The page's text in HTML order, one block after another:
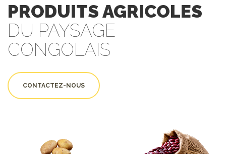
PRODUITS AGRICOLES
DU PAYSAGE
CONGOLAIS
CONTACTEZ-NOUS